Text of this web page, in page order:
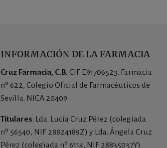
INFORMACIÓN DE LA FARMACIA
Cruz Farmacia, C.B. CIF E91706523. Farmacia
nº 622, Colegio Oficial de Farmacéuticos de
Sevilla. NICA 20409
Titulares: Lda. Lucía Cruz Pérez (colegiada
nº 56540, NIF 28824189Z) y Lda. Ángela Cruz
Pérez (colegiada nº 6114, NIF 28835037Y)